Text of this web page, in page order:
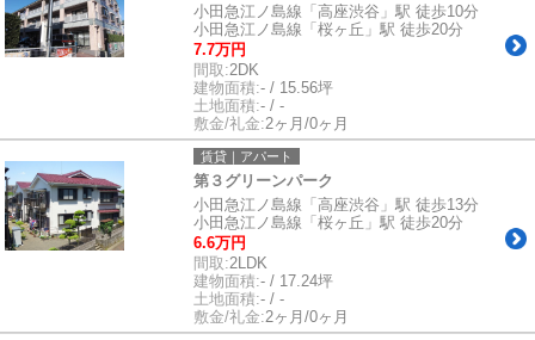
小田急江ノ島線「高座渋谷」駅 徒歩10分
小田急江ノ島線「桜ヶ丘」駅 徒歩20分
7.7万円
間取:2DK
建物面積:- / 15.56坪
土地面積:- / -
敷金/礼金:2ヶ月/0ヶ月
賃貸｜アパート
第３グリーンパーク
小田急江ノ島線「高座渋谷」駅 徒歩13分
小田急江ノ島線「桜ヶ丘」駅 徒歩20分
6.6万円
間取:2LDK
建物面積:- / 17.24坪
土地面積:- / -
敷金/礼金:2ヶ月/0ヶ月